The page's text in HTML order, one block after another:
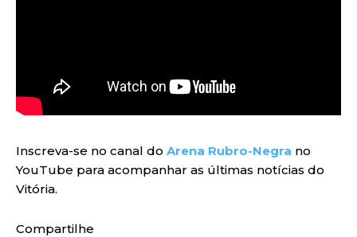
Inscreva-se no canal do Arena Rubro-Negra no
YouTube para acompanhar as últimas notícias do
Vitória.
Compartilhe